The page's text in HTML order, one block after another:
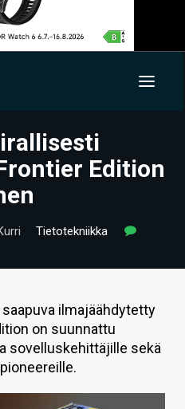
Edition
Tietotekniikka
ilmajäähdytetty
on suunnattu
sovelluskehittäjille sekä